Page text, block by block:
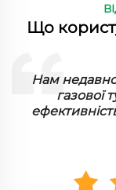
Що
Нам
газової